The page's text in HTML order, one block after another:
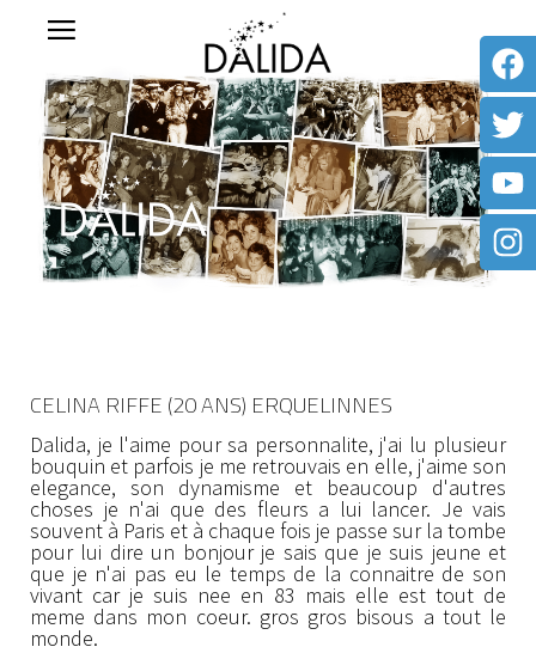
CELINA RIFFE (20 ANS) ERQUELINNES
Dalida, je l'aime pour sa personnalite, j'ai lu plusieur
bouquin et parfois je me retrouvais en elle, j'aime son
elegance, son dynamisme et beaucoup d'autres
choses je n'ai que des fleurs a lui lancer. Je vais
souvent à Paris et à chaque fois je passe sur la tombe
pour lui dire un bonjour je sais que je suis jeune et
que je n'ai pas eu le temps de la connaitre de son
vivant car je suis nee en 83 mais elle est tout de
meme dans mon coeur. gros gros bisous a tout le
monde.